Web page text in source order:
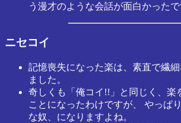
う漫才のような会話が面白かったで
ニセコイ
記憶喪失になった楽は、素直で繊
ました。
奇しくも「俺コイ!!」と同じく、楽
ことになったわけですが、 やっぱ
な奴、になりますよね。